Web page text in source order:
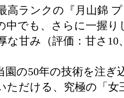
ランクの『月山錦 プ
中でも、さらに一握
な甘み（評価：甘さ
の50年の技術を注
ただける、究極の「女